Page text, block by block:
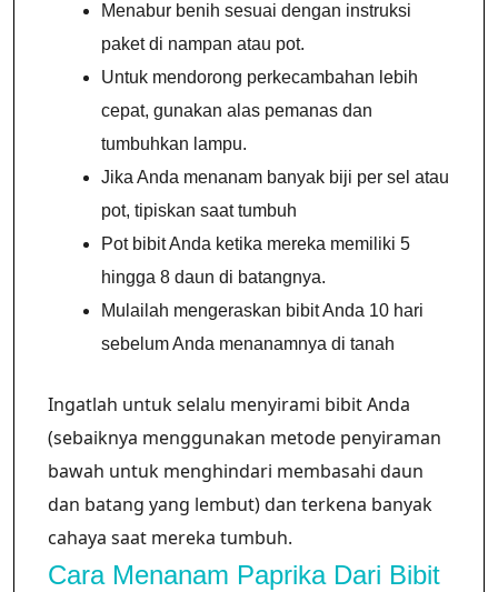
Menabur benih sesuai dengan instruksi
paket di nampan atau pot.
Untuk mendorong perkecambahan lebih
cepat, gunakan alas pemanas dan
tumbuhkan lampu.
Jika Anda menanam banyak biji per sel atau
pot, tipiskan saat tumbuh
Pot bibit Anda ketika mereka memiliki 5
hingga 8 daun di batangnya.
Mulailah mengeraskan bibit Anda 10 hari
sebelum Anda menanamnya di tanah
Ingatlah untuk selalu menyirami bibit Anda
(sebaiknya menggunakan metode penyiraman
bawah untuk menghindari membasahi daun
dan batang yang lembut) dan terkena banyak
cahaya saat mereka tumbuh.
Cara Menanam Paprika Dari Bibit